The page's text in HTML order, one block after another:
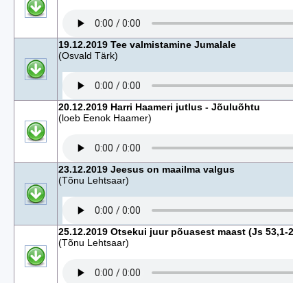
19.12.2019 Tee valmistamine Jumalale
(Osvald Tärk)
20.12.2019 Harri Haameri jutlus - Jõuluõhtu
(loeb Eenok Haamer)
23.12.2019 Jeesus on maailma valgus
(Tõnu Lehtsaar)
25.12.2019 Otsekui juur põuasest maast (Js 53,1-
(Tõnu Lehtsaar)